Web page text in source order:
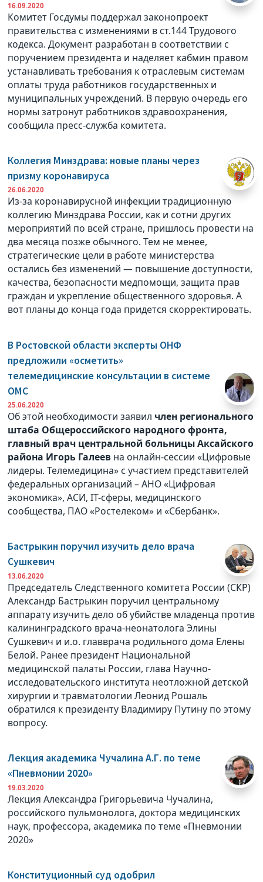
16.09.2020
Комитет Госдумы поддержал законопроект
правительства с изменениями в ст.144 Трудового
кодекса. Документ разработан в соответствии с
поручением президента и наделяет кабмин правом
устанавливать требования к отраслевым системам
оплаты труда работников государственных и
муниципальных учреждений. В первую очередь его
нормы затронут работников здравоохранения,
сообщила пресс-служба комитета.
Коллегия Минздрава: новые планы через
призму коронавируса
26.06.2020
Из-за коронавирусной инфекции традиционную
коллегию Минздрава России, как и сотни других
мероприятий по всей стране, пришлось провести на
два месяца позже обычного. Тем не менее,
стратегические цели в работе министерства
остались без изменений — повышение доступности,
качества, безопасности медпомощи, защита прав
граждан и укрепление общественного здоровья. А
вот планы до конца года придется скорректировать.
В Ростовской области эксперты ОНФ
предложили «осметить»
телемедицинские консультации в системе
ОМС
25.06.2020
Об этой необходимости заявил член регионального
штаба Общероссийского народного фронта,
главный врач центральной больницы Аксайского
района Игорь Галеев на онлайн-сессии «Цифровые
лидеры. Телемедицина» с участием представителей
федеральных организаций – АНО «Цифровая
экономика», АСИ, IT-сферы, медицинского
сообщества, ПАО «Ростелеком» и «Сбербанк».
Бастрыкин поручил изучить дело врача
Сушкевич
13.06.2020
Председатель Следственного комитета России (СКР)
Александр Бастрыкин поручил центральному
аппарату изучить дело об убийстве младенца против
калининградского врача-неонатолога Элины
Сушкевич и и.о. главврача родильного дома Елены
Белой. Ранее президент Национальной
медицинской палаты России, глава Научно-
исследовательского института неотложной детской
хирургии и травматологии Леонид Рошаль
обратился к президенту Владимиру Путину по этому
вопросу.
Лекция академика Чучалина А.Г. по теме
«Пневмонии 2020»
19.03.2020
Лекция Александра Григорьевича Чучалина,
российского пульмонолога, доктора медицинских
наук, профессора, академика по теме «Пневмонии
2020»
Конституционный суд одобрил